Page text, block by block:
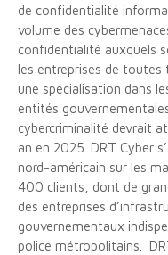
de confidentialité
volume des
confidentialité auxquels
les entreprises de toutes
une spécialisation dans
entités
cybercriminalité devrait
an en 2025. DRT Cyber
nord-américain sur les
400 clients, dont de
des entreprises
gouvernementaux
police métropolitains.